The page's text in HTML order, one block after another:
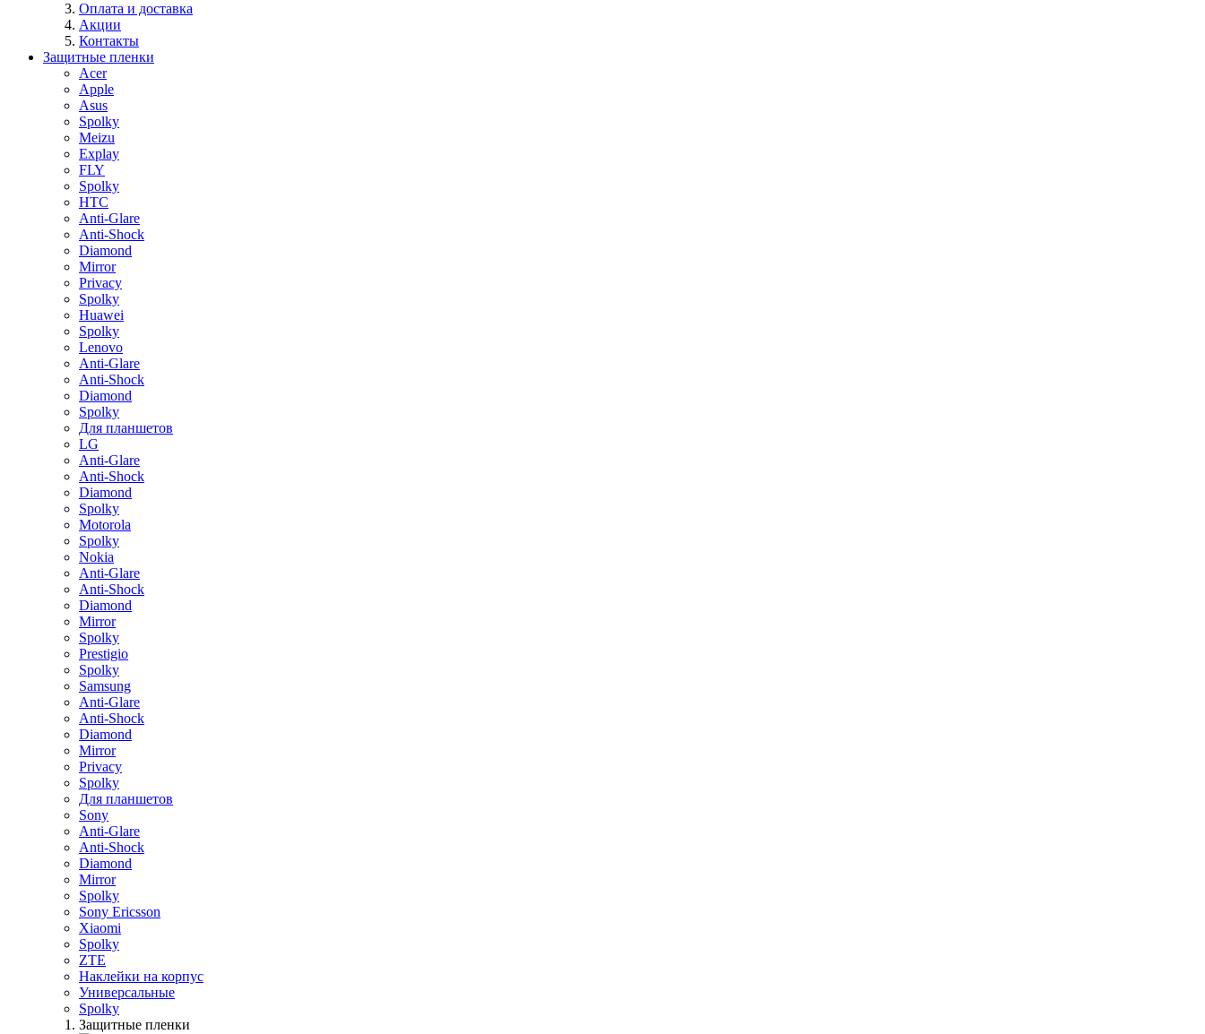
Оплата и доставка
Акции
Контакты
Защитные пленки
Acer
Apple
Asus
Spolky
Meizu
Explay
FLY
Spolky
HTC
Anti-Glare
Anti-Shock
Diamond
Mirror
Privacy
Spolky
Huawei
Spolky
Lenovo
Anti-Glare
Anti-Shock
Diamond
Spolky
Для планшетов
LG
Anti-Glare
Anti-Shock
Diamond
Spolky
Motorola
Spolky
Nokia
Anti-Glare
Anti-Shock
Diamond
Mirror
Spolky
Prestigio
Spolky
Samsung
Anti-Glare
Anti-Shock
Diamond
Mirror
Privacy
Spolky
Для планшетов
Sony
Anti-Glare
Anti-Shock
Diamond
Mirror
Spolky
Sony Ericsson
Xiaomi
Spolky
ZTE
Наклейки на корпус
Универсальные
Spolky
Защитные пленки